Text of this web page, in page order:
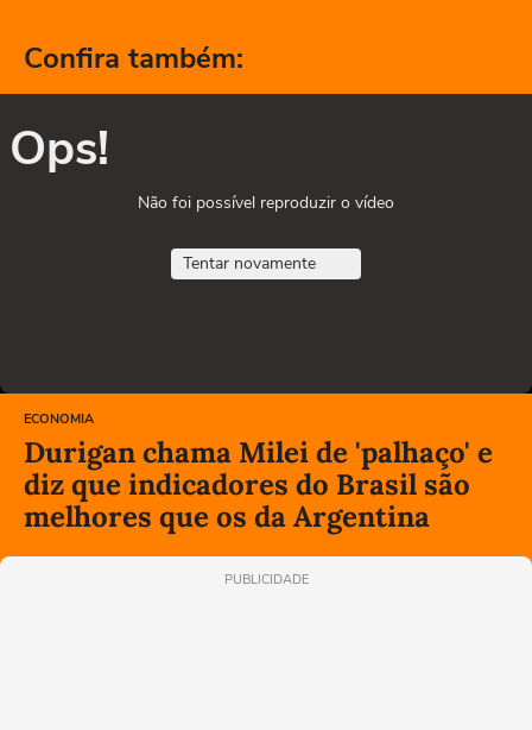
Confira também:
Ops!
Não foi possível reproduzir o vídeo
Tentar novamente
ECONOMIA
Durigan chama Milei de 'palhaço' e
diz que indicadores do Brasil são
melhores que os da Argentina
PUBLICIDADE